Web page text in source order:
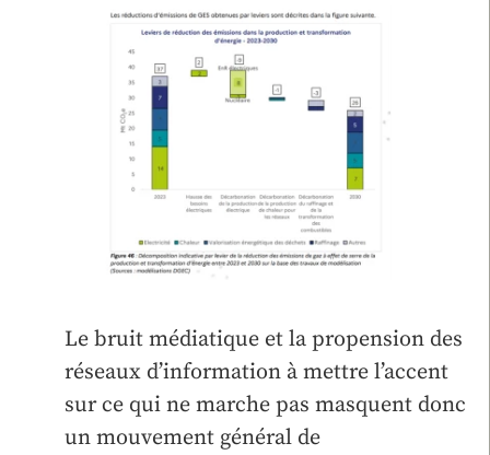
Le bruit médiatique et la propension des
réseaux d’information à mettre l’accent
sur ce qui ne marche pas masquent donc
un mouvement général de